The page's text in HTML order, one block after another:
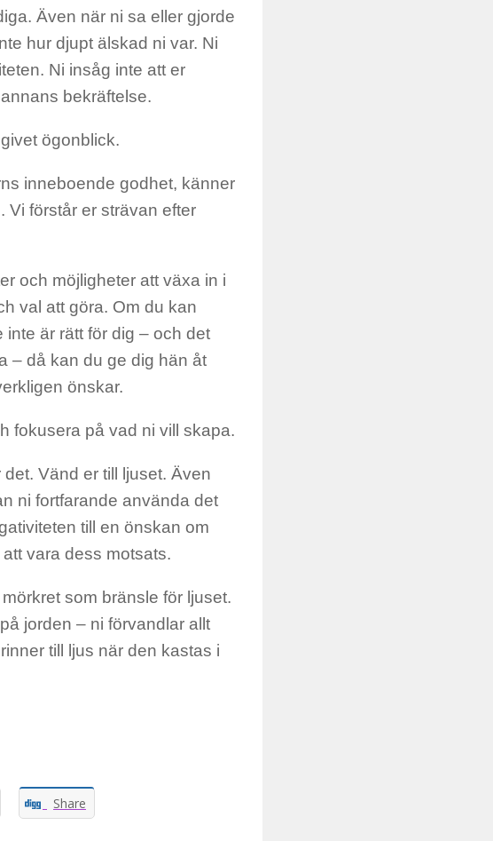
Även när ni sa eller gjorde
hur djupt älskad ni var. Ni
Ni insåg inte att er
bekräftelse.
ögonblick.
inneboende godhet, känner
Vi förstår er strävan efter
och möjligheter att växa in i
val att göra. Om du kan
är rätt för dig – och det
– då kan du ge dig hän åt
önskar.
fokusera på vad ni vill skapa.
Vänd er till ljuset. Även
ni fortfarande använda det
till en önskan om
vara dess motsats.
som bränsle för ljuset.
jorden – ni förvandlar allt
till ljus när den kastas i
Share